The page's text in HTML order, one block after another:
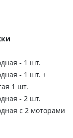
- 1 шт.
- 1 шт. +
1 шт.
- 2 шт.
с 2 моторами